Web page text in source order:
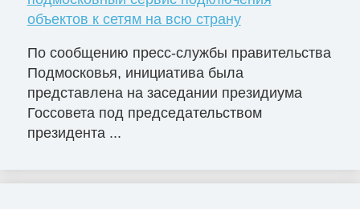
объектов к сетям на всю страну
По сообщению пресс-службы правительства
Подмосковья, инициатива была
представлена на заседании президиума
Госсовета под председательством
президента ...